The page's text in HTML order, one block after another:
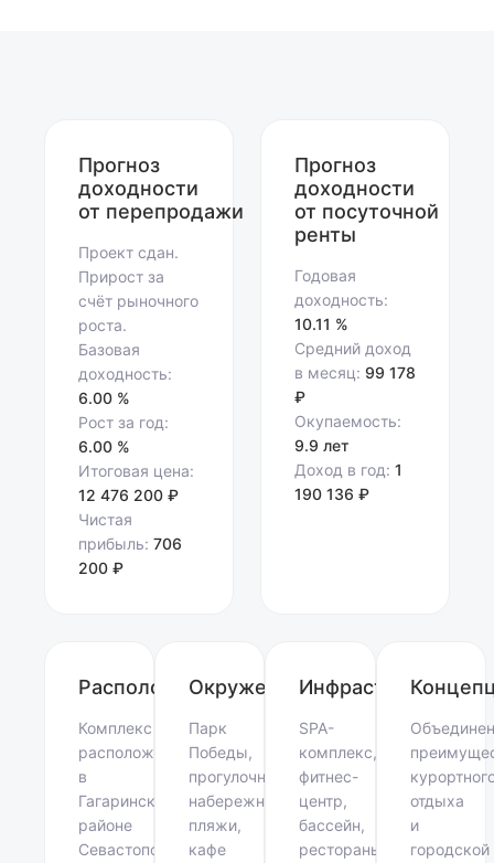
Прогноз
доходности
от перепродажи
Проект сдан.
Прирост за
счёт рыночного
роста.
Базовая
доходность:
6.00 %
Рост за год:
6.00 %
Итоговая цена:
12 476 200 ₽
Чистая
прибыль: 706
200 ₽
Прогноз
доходности
от посуточной
ренты
Годовая
доходность:
10.11 %
Средний доход
в месяц: 99 178
₽
Окупаемость:
9.9 лет
Доход в год: 1
190 136 ₽
Расположение
Комплекс
расположен
в
Гагаринском
районе
Севастополя,
Окружение
Парк
Победы,
прогулочная
набережная,
пляжи,
кафе
Инфраструктура
SPA-
комплекс,
фитнес-
центр,
бассейн,
рестораны,
отдыха
и
городской